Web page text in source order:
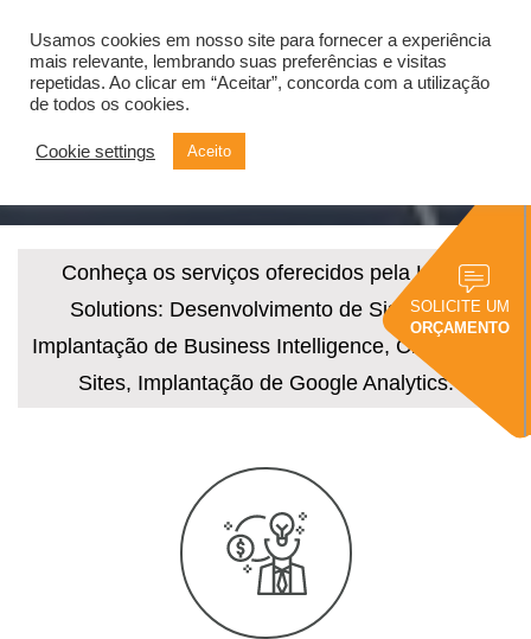
SOLICITE UM
ORÇAMENTO
Alternar
Conheça nossos Serviços
Conheça os serviços oferecidos pela Know
Solutions: Desenvolvimento de Sistemas,
Implantação de Business Intelligence, Criação de
Sites, Implantação de Google Analytics.
Usamos cookies em nosso site para fornecer a experiência
mais relevante, lembrando suas preferências e visitas
repetidas. Ao clicar em “Aceitar”, concorda com a utilização
de todos os cookies.
Cookie settings Aceito